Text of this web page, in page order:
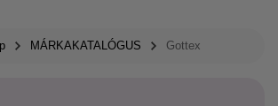
MÁRKAKATALÓGUS Gottex